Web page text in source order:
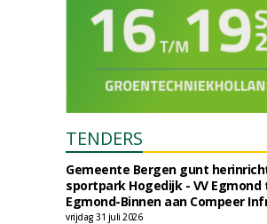
TENDERS
Gemeente Bergen gunt
sportpark Hogedijk - VV Egmond
Egmond-Binnen aan Compeer
vrijdag 31 juli 2026